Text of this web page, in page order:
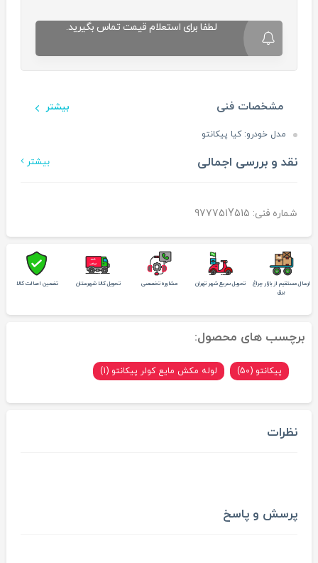
لطفا برای استعلام قیمت تماس بگیرید.
مشخصات فنی بیشتر
مدل خودرو:کیا پیکانتو
نقد و بررسی اجمالی بیشتر
شماره فنی: 977751Y515
ارسال مستقیم از بازار چراغ
برق
تحویل سریع شهر تهران مشاوره تخصصی تحویل کالا شهرستان تضمین اصالت کالا
برچسب های محصول:
پیکانتو (50) لوله مکش مایع کولر پیکانتو (1)
نظرات
پرسش و پاسخ